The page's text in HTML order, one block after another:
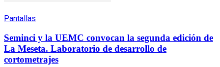
Pantallas
Seminci y la UEMC convocan la segunda edición de
La Meseta. Laboratorio de desarrollo de
cortometrajes